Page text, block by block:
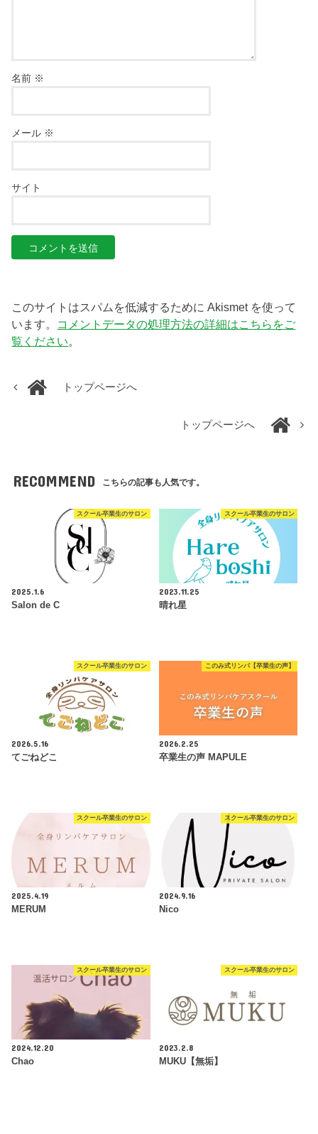
名前 ※
メール ※
サイト
このサイトはスパムを低減するために Akismet を使って
います。 コメントデータの処理方法の詳細はこちらをご
覧ください。
トップページへ
トップページへ
RECOMMEND こちらの記事も人気です。
スクール卒業生のサロン
2025.1.6
Salon de C
スクール卒業生のサロン
2023.11.25
晴れ星
スクール卒業生のサロン
2026.5.16
てごねどこ
このみ式リンパ【卒業生の声】
2026.2.25
卒業生の声 MAPULE
スクール卒業生のサロン
2025.4.19
MERUM
スクール卒業生のサロン
2024.9.16
Nico
スクール卒業生のサロン
2024.12.20
Chao
スクール卒業生のサロン
2023.2.8
MUKU【無垢】